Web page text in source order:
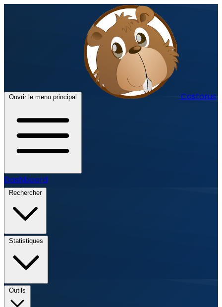
Ouvrir le menu principal Castorus
Dashboard
Rechercher
Statistiques
Outils